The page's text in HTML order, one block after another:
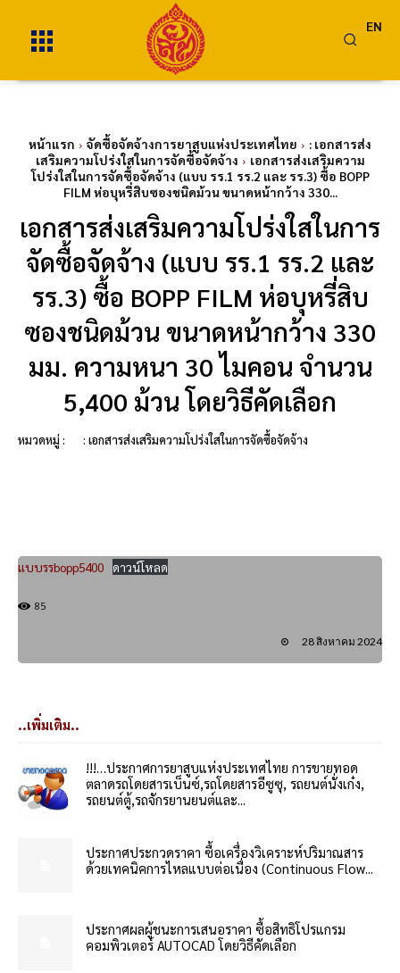
EN
หน้าแรก จัดซื้อจัดจ้างการยาสูบแห่งประเทศไทย
: เอกสารส่ง
เสริมความโปร่งใสในการจัดซื้อจัดจ้าง
เอกสารส่งเสริมความ
โปร่งใสในการจัดซื้อจัดจ้าง (แบบ รร.1 รร.2 และ รร.3) ซื้อ BOPP
FILM ห่อบุหรี่สิบซองชนิดม้วน ขนาดหน้ากว้าง 330...
เอกสารส่งเสริมความโปร่งใสในการ
จัดซื้อจัดจ้าง (แบบ รร.1 รร.2 และ
รร.3) ซื้อ BOPP FILM ห่อบุหรี่สิบ
ซองชนิดม้วน ขนาดหน้ากว้าง 330
มม. ความหนา 30 ไมคอน จำนวน
5,400 ม้วน โดยวิธีคัดเลือก
หมวดหมู่ : : เอกสารส่งเสริมความโปร่งใสในการจัดซื้อจัดจ้าง
แบบรรbopp5400 ดาวน์โหลด
85
28 สิงหาคม 2024
..เพิ่มเติม..
!!!…ประกาศการยาสูบแห่งประเทศไทย การขายทอด
ตลาดรถโดยสารเบ็นซ์,รถโดยสารอีซูซุ, รถยนต์นั่งเก๋ง,
รถยนต์ตู้,รถจักรยานยนต์และ...
ประกาศประกวดราคา ซื้อเครื่องวิเคราะห์ปริมาณสาร
ด้วยเทคนิคการไหลแบบต่อเนื่อง (Continuous Flow...
ประกาศผลผู้ชนะการเสนอราคา ซื้อสิทธิโปรแกรม
คอมพิวเตอร์ AUTOCAD โดยวิธีคัดเลือก